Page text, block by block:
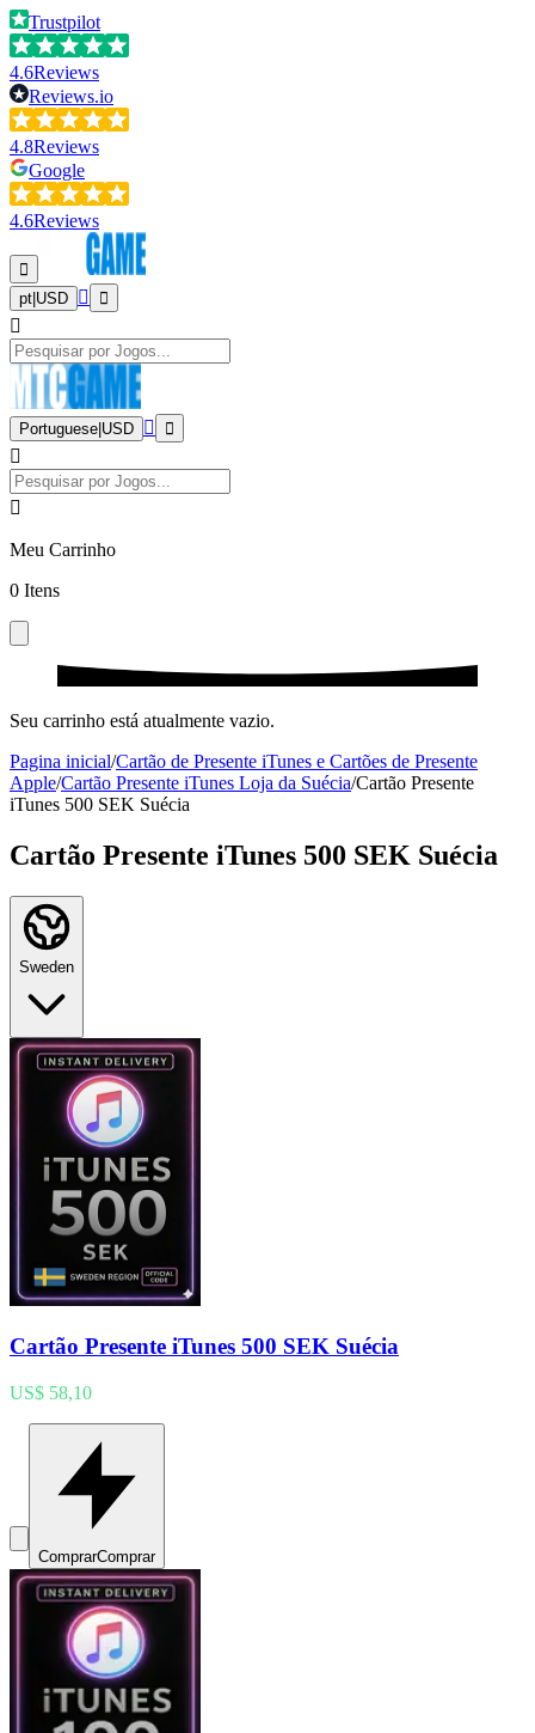
Trustpilot
4.6Reviews
Reviews.io
4.8Reviews
Google
4.6Reviews
pt USD
Portuguese USD
Meu Carrinho
0 Itens
Seu carrinho está atualmente vazio.
Pagina inicial/Cartão de Presente iTunes e Cartões de Presente
Apple/Cartão Presente iTunes Loja da Suécia/Cartão Presente
iTunes 500 SEK Suécia
Cartão Presente iTunes 500 SEK Suécia
Sweden
Cartão Presente iTunes 500 SEK Suécia
US$ 58,10
ComprarComprar